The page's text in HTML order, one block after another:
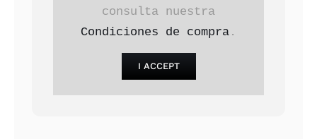
consulta nuestra
Condiciones de compra .
I ACCEPT